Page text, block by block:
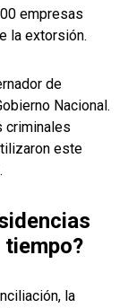
empresas
la extorsión.
de
Nacional.
criminales
este
tiempo?
la